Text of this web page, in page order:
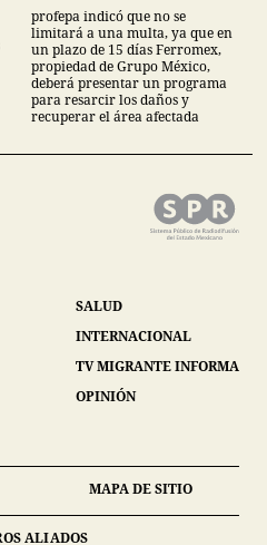
profepa indicó que no se
limitará a una multa, ya que en
un plazo de 15 días Ferromex,
propiedad de Grupo México,
deberá presentar un programa
para resarcir los daños y
recuperar el área afectada
SALUD
INTERNACIONAL
TV MIGRANTE INFORMA
OPINIÓN
MAPA DE SITIO
ALIADOS